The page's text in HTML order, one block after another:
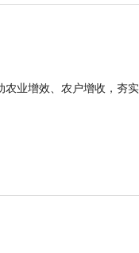
农业增效、农户增收，夯